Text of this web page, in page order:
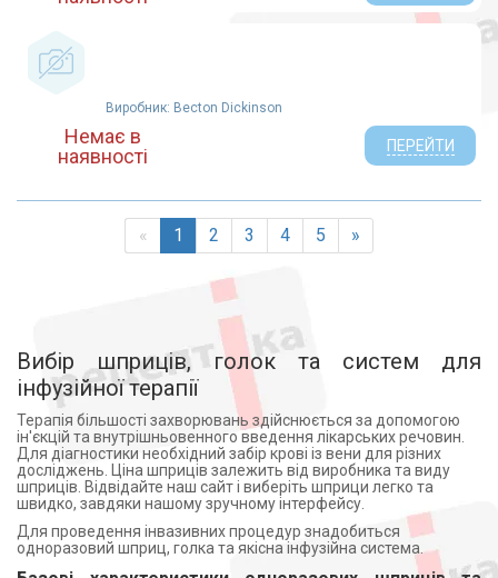
Виробник: Becton Dickinson
Немає в
наявності
ПЕРЕЙТИ
« 1 2 3 4 5 »
Вибір шприців, голок та систем для
інфузійної терапії
Терапія більшості захворювань здійснюється за допомогою
ін'єкцій та внутрішньовенного введення лікарських речовин.
Для діагностики необхідний забір крові із вени для різних
досліджень. Ціна шприців залежить від виробника та виду
шприців. Відвідайте наш сайт і виберіть шприци легко та
швидко, завдяки нашому зручному інтерфейсу.
Для проведення інвазивних процедур знадобиться
одноразовий шприц, голка та якісна інфузійна система.